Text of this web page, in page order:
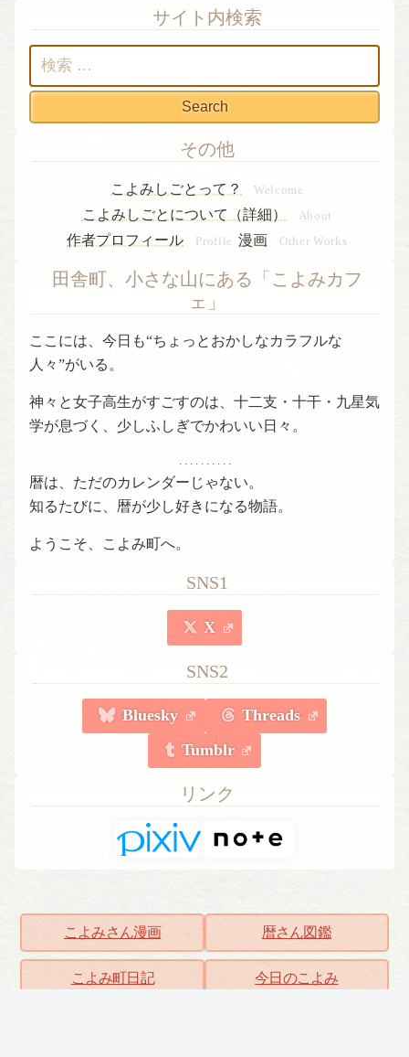
サイト内検索
索:
その他
こよみしごとって？ Welcome
こよみしごとについて（詳細） About
作者プロフィール Profile 漫画 Other Works
田舎町、小さな山にある「こよみカフ
ェ」
ここには、今日も“ちょっとおかしなカラフルな
人々”がいる。
神々と女子高生がすごすのは、十二支・十干・九星気
学が息づく、少しふしぎでかわいい日々。
. . . . . . . . . .
暦は、ただのカレンダーじゃない。
知るたびに、暦が少し好きになる物語。
ようこそ、こよみ町へ。
SNS1
X
SNS2
Bluesky
Threads
Tumblr
リンク
こよみさん漫画 暦さん図鑑
こよみ町日記 今日のこよみ